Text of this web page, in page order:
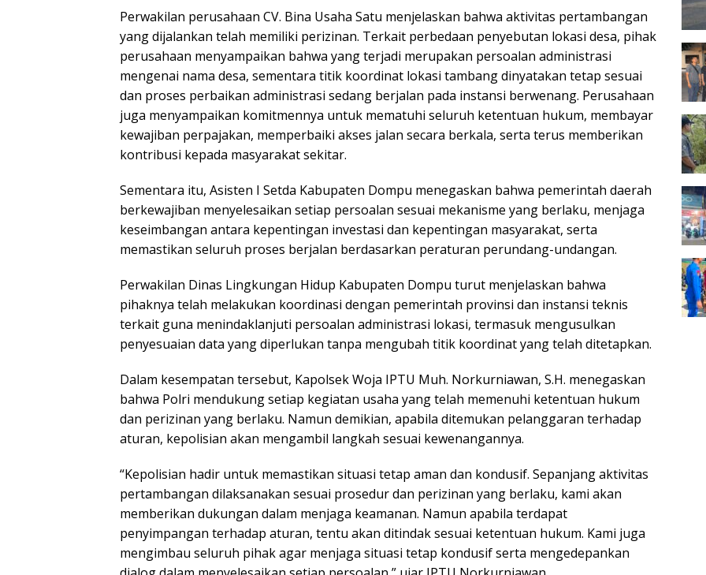
Perwakilan perusahaan CV. Bina Usaha Satu menjelaskan bahwa aktivitas pertambangan
yang dijalankan telah memiliki perizinan. Terkait perbedaan penyebutan lokasi desa, pihak
perusahaan menyampaikan bahwa yang terjadi merupakan persoalan administrasi
mengenai nama desa, sementara titik koordinat lokasi tambang dinyatakan tetap sesuai
dan proses perbaikan administrasi sedang berjalan pada instansi berwenang. Perusahaan
juga menyampaikan komitmennya untuk mematuhi seluruh ketentuan hukum, membayar
kewajiban perpajakan, memperbaiki akses jalan secara berkala, serta terus memberikan
kontribusi kepada masyarakat sekitar.
Sementara itu, Asisten I Setda Kabupaten Dompu menegaskan bahwa pemerintah daerah
berkewajiban menyelesaikan setiap persoalan sesuai mekanisme yang berlaku, menjaga
keseimbangan antara kepentingan investasi dan kepentingan masyarakat, serta
memastikan seluruh proses berjalan berdasarkan peraturan perundang-undangan.
Perwakilan Dinas Lingkungan Hidup Kabupaten Dompu turut menjelaskan bahwa
pihaknya telah melakukan koordinasi dengan pemerintah provinsi dan instansi teknis
terkait guna menindaklanjuti persoalan administrasi lokasi, termasuk mengusulkan
penyesuaian data yang diperlukan tanpa mengubah titik koordinat yang telah ditetapkan.
Dalam kesempatan tersebut, Kapolsek Woja IPTU Muh. Norkurniawan, S.H. menegaskan
bahwa Polri mendukung setiap kegiatan usaha yang telah memenuhi ketentuan hukum
dan perizinan yang berlaku. Namun demikian, apabila ditemukan pelanggaran terhadap
aturan, kepolisian akan mengambil langkah sesuai kewenangannya.
“Kepolisian hadir untuk memastikan situasi tetap aman dan kondusif. Sepanjang aktivitas
pertambangan dilaksanakan sesuai prosedur dan perizinan yang berlaku, kami akan
memberikan dukungan dalam menjaga keamanan. Namun apabila terdapat
penyimpangan terhadap aturan, tentu akan ditindak sesuai ketentuan hukum. Kami juga
mengimbau seluruh pihak agar menjaga situasi tetap kondusif serta mengedepankan